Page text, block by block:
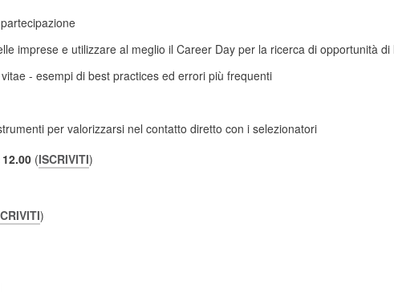
imprese e utilizzare al meglio il Career Day per la ricerca di opportunità di
- esempi di best practices ed errori più frequenti
per valorizzarsi nel contatto diretto con i selezionatori
(ISCRIVITI)
)